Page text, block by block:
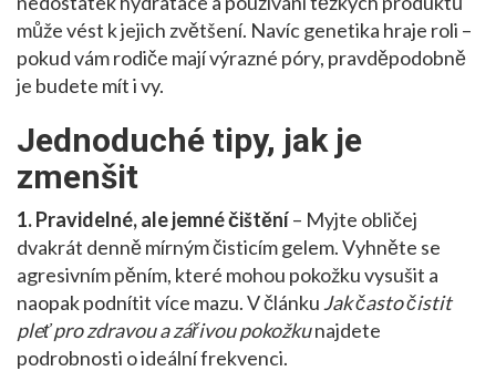
může vést k jejich zvětšení. Navíc genetika hraje roli –
pokud vám rodiče mají výrazné póry, pravděpodobně
je budete mít i vy.
Jednoduché tipy, jak je
zmenšit
1. Pravidelné, ale jemné čištění– Myjte obličej
dvakrát denně mírným čisticím gelem. Vyhněte se
agresivním pěním, které mohou pokožku vysušit a
naopak podnítit více mazu. V článku Jak často čistit
pleť pro zdravou a zářivou pokožkunajdete
podrobnosti o ideální frekvenci.